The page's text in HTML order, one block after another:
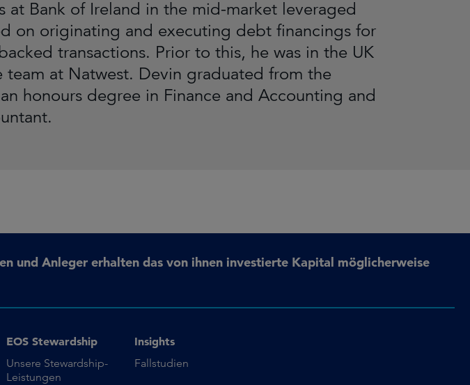
at Bank of Ireland in the mid-market leveraged
on originating and executing debt financings for
transactions. Prior to this, he was in the UK
at Natwest. Devin graduated from the
honours degree in Finance and Accounting and
und Anleger erhalten das von ihnen investierte Kapital möglicherweise
EOS Stewardship
Unsere Stewardship-
Leistungen
Insights
Fallstudien